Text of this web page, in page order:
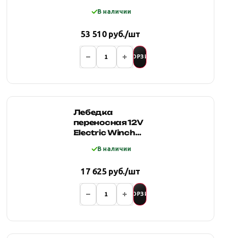
синтетическим
В наличии
53 510 руб./шт
В КОРЗИНУ
Лебедка
переносная 12V
Electric Winch
стальной тросс
В наличии
17 625 руб./шт
В КОРЗИНУ